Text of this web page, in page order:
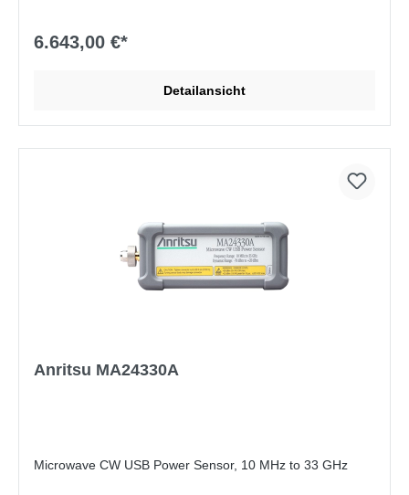
6.643,00 €*
Detailansicht
Anritsu MA24330A
Microwave CW USB Power Sensor, 10 MHz to 33 GHz